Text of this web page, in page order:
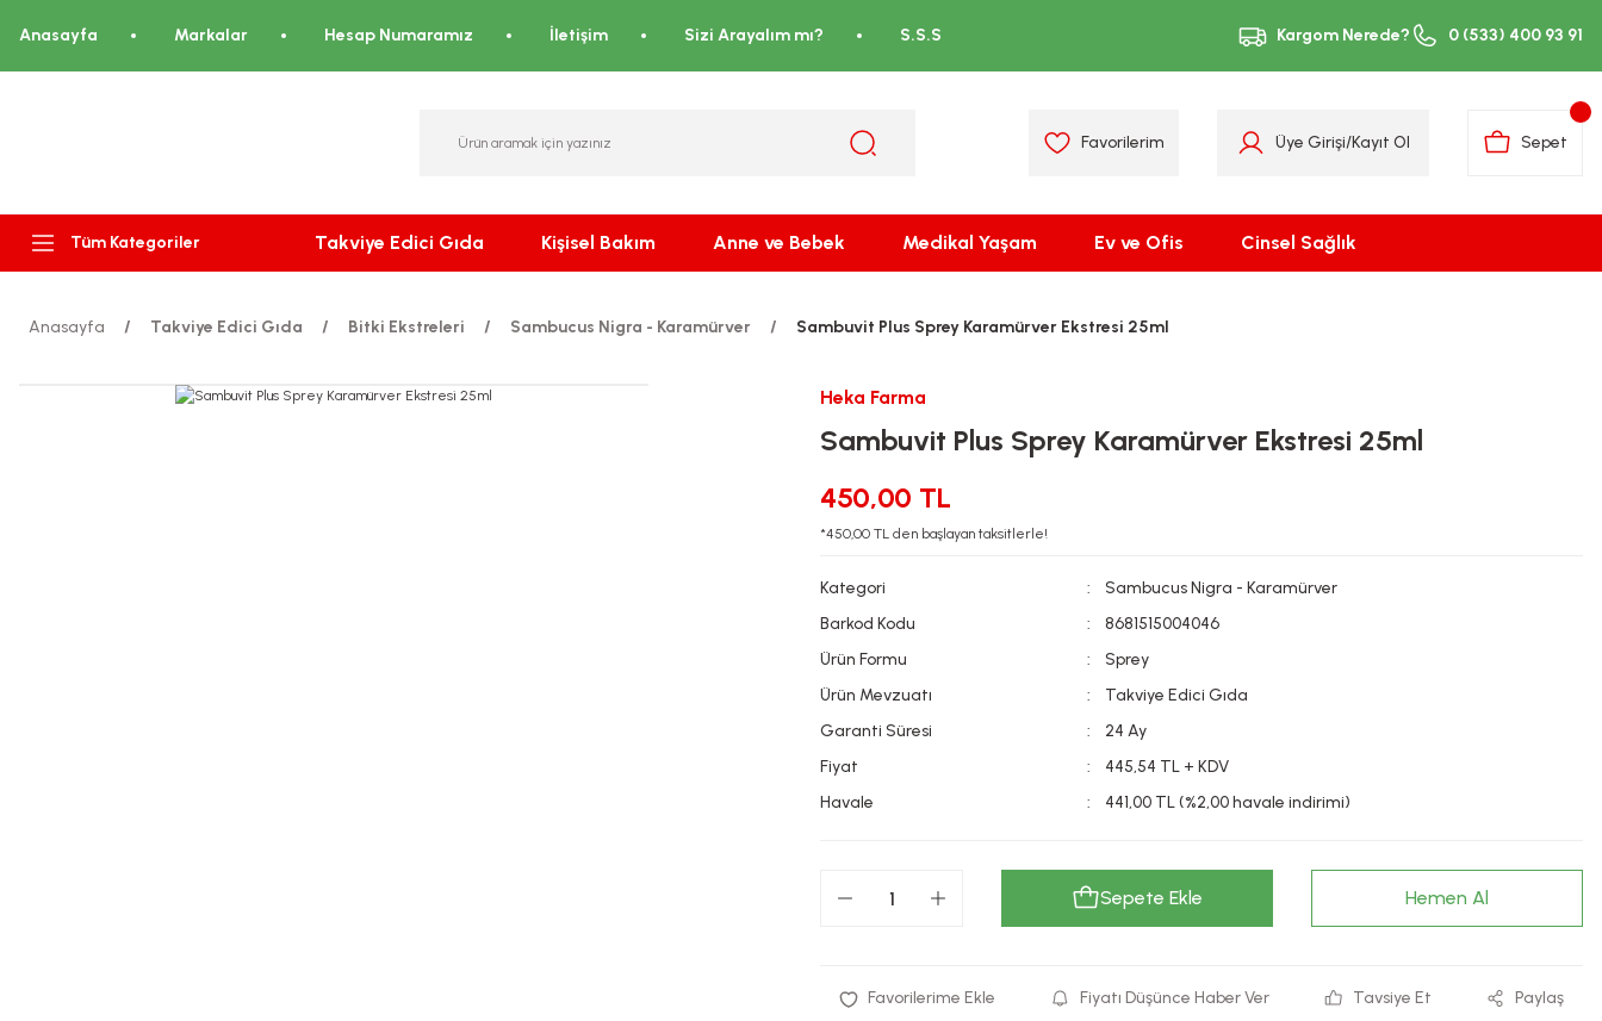
Anasayfa Markalar Hesap Numaramız İletişim Sizi Arayalım mı? S.S.S Kargom Nerede? 0 (533) 400 93 91
Favorilerim Üye Girişi/Kayıt Ol Sepet
Tüm Kategoriler Takviye Edici Gıda Kişisel Bakım Anne ve Bebek Medikal Yaşam Ev ve Ofis Cinsel Sağlık
Anasayfa Takviye Edici Gıda Bitki Ekstreleri Sambucus Nigra - Karamürver Sambuvit Plus Sprey Karamürver Ekstresi 25ml
Heka Farma
Sambuvit Plus Sprey Karamürver Ekstresi 25ml
450,00 TL
*450,00 TL den başlayan taksitlerle!
Kategori
Sambucus Nigra - Karamürver
Barkod Kodu
8681515004046
Ürün Formu
Sprey
Ürün Mevzuatı
Takviye Edici Gıda
Garanti Süresi
24 Ay
Fiyat
445,54 TL + KDV
Havale
441,00 TL (%2,00 havale indirimi)
Sepete Ekle Hemen Al
Fiyatı Düşünce Haber Ver Tavsiye Et Paylaş